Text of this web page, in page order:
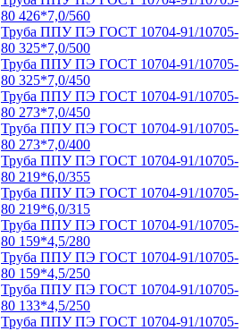
80 426*7,0/560
Труба ППУ ПЭ ГОСТ 10704-91/10705-
80 325*7,0/500
Труба ППУ ПЭ ГОСТ 10704-91/10705-
80 325*7,0/450
Труба ППУ ПЭ ГОСТ 10704-91/10705-
80 273*7,0/450
Труба ППУ ПЭ ГОСТ 10704-91/10705-
80 273*7,0/400
Труба ППУ ПЭ ГОСТ 10704-91/10705-
80 219*6,0/355
Труба ППУ ПЭ ГОСТ 10704-91/10705-
80 219*6,0/315
Труба ППУ ПЭ ГОСТ 10704-91/10705-
80 159*4,5/280
Труба ППУ ПЭ ГОСТ 10704-91/10705-
80 159*4,5/250
Труба ППУ ПЭ ГОСТ 10704-91/10705-
80 133*4,5/250
Труба ППУ ПЭ ГОСТ 10704-91/10705-